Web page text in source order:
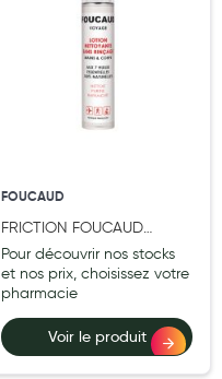
FOUCAUD
FRICTION FOUCAUD
VOYAGE 50ML
Pour découvrir nos stocks
et nos prix, choisissez votre
pharmacie
Voir le produit